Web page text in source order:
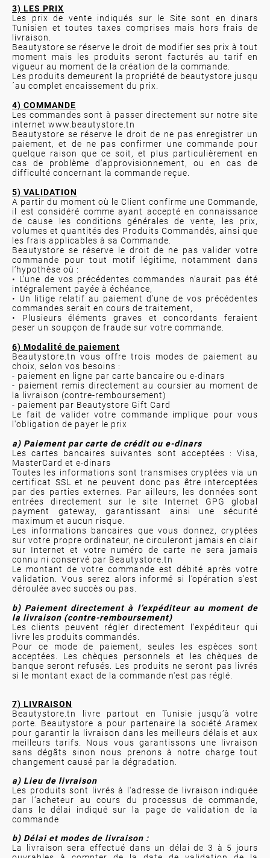
3) LES PRIX
Les prix de vente indiqués sur le Site sont en dinars
Tunisien et toutes taxes comprises mais hors frais de
livraison.
Beautystore se réserve le droit de modifier ses prix à tout
moment mais les produits seront facturés au tarif en
vigueur au moment de la création de la commande.
Les produits demeurent la propriété de beautystore jusqu
´au complet encaissement du prix.
4) COMMANDE
Les commandes sont à passer directement sur notre site
internet www.beautystore.tn
Beautystore se réserve le droit de ne pas enregistrer un
paiement, et de ne pas confirmer une commande pour
quelque raison que ce soit, et plus particulièrement en
cas de problème d'approvisionnement, ou en cas de
difficulté concernant la commande reçue.
5) VALIDATION
A partir du moment où le Client confirme une Commande,
il est considéré comme ayant accepté en connaissance
de cause les conditions générales de vente, les prix,
volumes et quantités des Produits Commandés, ainsi que
les frais applicables à sa Commande.
Beautystore se réserve le droit de ne pas valider votre
commande pour tout motif légitime, notamment dans
l’hypothèse où :
• L’une de vos précédentes commandes n’aurait pas été
intégralement payée à échéance,
• Un litige relatif au paiement d’une de vos précédentes
commandes serait en cours de traitement,
• Plusieurs éléments graves et concordants feraient
peser un soupçon de fraude sur votre commande.
6) Modalité de paiement
Beautystore.tn vous offre trois modes de paiement au
choix, selon vos besoins :
- paiement en ligne par carte bancaire ou e-dinars
- paiement remis directement au coursier au moment de
la livraison (contre-remboursement)
- paiement par Beautystore Gift Card
Le fait de valider votre commande implique pour vous
l'obligation de payer le prix
a) Paiement par carte de crédit ou e-dinars
Les cartes bancaires suivantes sont acceptées : Visa,
MasterCard et e-dinars
Toutes les informations sont transmises cryptées via un
certificat SSL et ne peuvent donc pas être interceptées
par des parties externes. Par ailleurs, les données sont
entrées directement sur le site Internet GPG global
payment gateway, garantissant ainsi une sécurité
maximum et aucun risque.
Les informations bancaires que vous donnez, cryptées
sur votre propre ordinateur, ne circuleront jamais en clair
sur Internet et votre numéro de carte ne sera jamais
connu ni conservé par Beautystore.tn
Le montant de votre commande est débité après votre
validation. Vous serez alors informé si l’opération s’est
déroulée avec succès ou pas.
b) Paiement directement à l’expéditeur au moment de
la livraison (contre-remboursement)
Les clients peuvent régler directement l'expéditeur qui
livre les produits commandés.
Pour ce mode de paiement, seules les espèces sont
acceptées. Les chèques personnels et les chèques de
banque seront refusés. Les produits ne seront pas livrés
si le montant exact de la commande n'est pas réglé.
7) LIVRAISON
Beautystore.tn livre partout en Tunisie jusqu’à votre
porte. Beautystore a pour partenaire la société Aramex
pour garantir la livraison dans les meilleurs délais et aux
meilleurs tarifs. Nous vous garantissons une livraison
sans dégâts sinon nous prenons à notre charge tout
changement causé par la dégradation.
a) Lieu de livraison
Les produits sont livrés à l'adresse de livraison indiquée
par l’acheteur au cours du processus de commande,
dans le délai indiqué sur la page de validation de la
commande
b) Délai et modes de livraison :
La livraison sera effectué dans un délai de 3 à 5 jours